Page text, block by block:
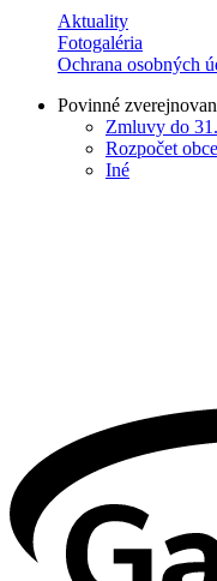
Aktuality
Fotogaléria
Ochrana osobných
Povinné
Zmluvy do
Rozpočet obce
Iné